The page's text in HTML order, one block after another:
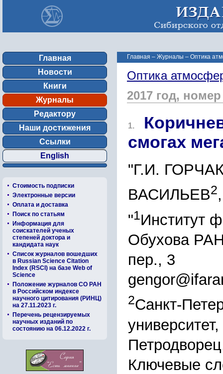
Главная
Новости
Книги
Журналы
Редактору
Наши достижения
Ссылки
English
Стоимость подписки
Электронные версии
Оплата и доставка
Поиск по статьям
Информация для
соискателей ученых
степеней доктора и
кандидата наук
Список журналов вошедших
в Russian Science Citation
Index (RSCI) на базе Web of
Science
Положение журналов СО РАН
в Российском индексе
научного цитирования (РИНЦ)
на 27.11.2023 г.
Перечень рецензируемых
научных изданий по
состоянию на 06.12.2022 г.
Главная – Журналы – Оптика
Оптика
2017 год,
1.
смогах
"Г.И.
ВАСИЛЬЕВ2
"1Институт
Обухова
пер., 3
2Санкт-
Ключевые